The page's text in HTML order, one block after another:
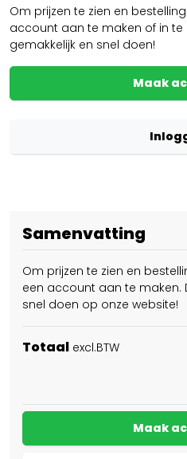
Om prijzen te zien en
account aan te maken of in te
gemakkelijk en snel doen!
Maak
Samenvatting
Om prijzen te zien en
een account aan te maken.
snel doen op onze website!
Totaal excl.BTW
Maak